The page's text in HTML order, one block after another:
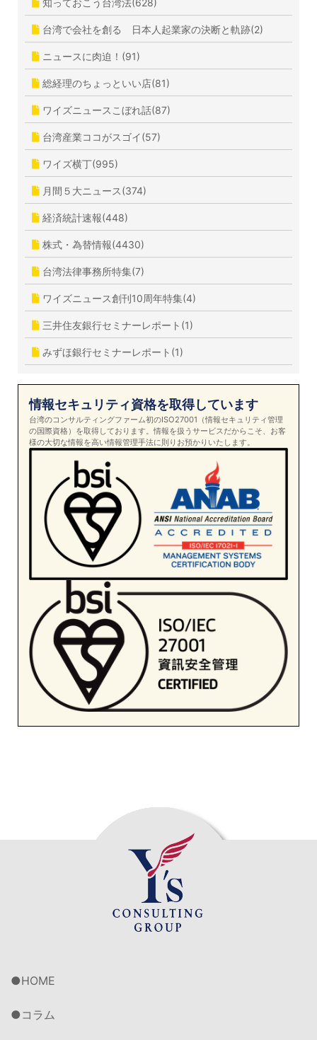
知っておこう台湾法(628)
台湾で会社を創る 日本人起業家の決断と軌跡(2)
ニュースに肉迫！(91)
総経理のちょっといい店(81)
ワイズニュースこぼれ話(87)
台湾産業ココがスゴイ(57)
ワイズ横丁(995)
月間５大ニュース(374)
経済統計速報(448)
株式・為替情報(4430)
台湾法律事務所特集(7)
ワイズニュース創刊10周年特集(4)
三井住友銀行セミナーレポート(1)
みずほ銀行セミナーレポート(1)
情報セキュリティ資格を取得しています
台湾のコンサルティングファーム初のISO27001（情報セキュリティ管理
の国際資格）を取得しております。情報を扱うサービスだからこそ、お客
様の大切な情報を高い情報管理手法に則りお預かりいたします。
HOME
コラム